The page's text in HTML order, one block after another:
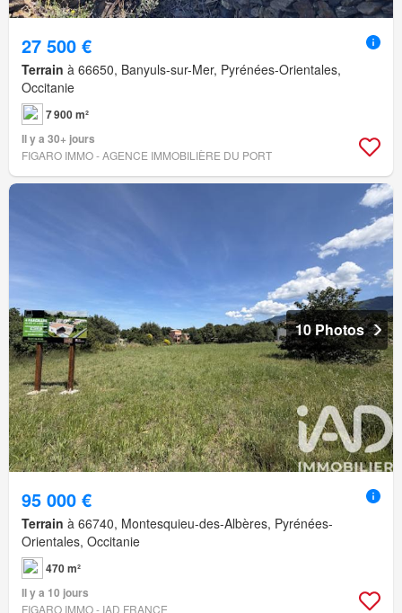
27 500 €
Terrain à 66650, Banyuls-sur-Mer, Pyrénées-Orientales,
Occitanie
7 900 m²
Il y a 30+ jours
FIGARO IMMO - AGENCE IMMOBILIÈRE DU PORT
10 Photos
95 000 €
Terrain à 66740, Montesquieu-des-Albères, Pyrénées-
Orientales, Occitanie
470 m²
Il y a 10 jours
FIGARO IMMO - IAD FRANCE